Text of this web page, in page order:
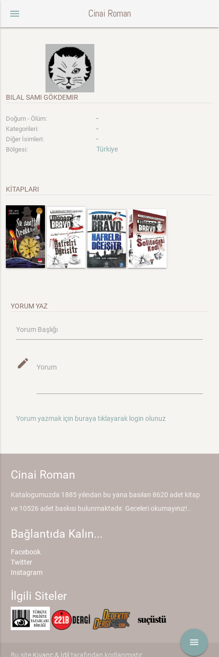
menu Cinai Roman
menu
BILAL SAMI GÖKDEMIR
Doğum - Ölüm: -
Kategorileri: -
Diğer İsimleri: -
Bölgesi: Türkiye
KİTAPLARI
YORUM YAZ
Yorum Başlığı
mode_edit Yorum
Yorum yazmak için buraya tıklayarak login olunuz
Cinai Roman
Katalogumuzda 1885 yılından bu yana basılan 8620 adet kitap
ve 10526 adet baskısı bulunmaktadır. Geceleri okumayınız!..
Bağlantıda Kalın...
Facebook
Twitter
Instagram
İlgili Siteler
Bu site Kıvanç & İdil tarafından kodlanmıştır.